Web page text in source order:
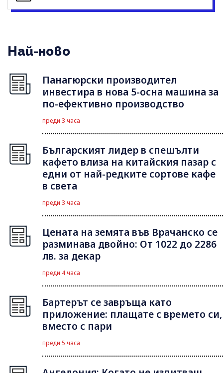
Най-ново
Панагюрски производител
инвестира в нова 5-осна машина за
по-ефективно производство
преди 3 часа
Българският лидер в спешълти
кафето влиза на китайския пазар с
едни от най-редките сортове кафе
в света
преди 3 часа
Цената на земята във Врачанско се
разминава двойно: От 1022 до 2286
лв. за декар
преди 4 часа
Бартерът се завръща като
приложение: плащате с времето си,
вместо с пари
преди 5 часа